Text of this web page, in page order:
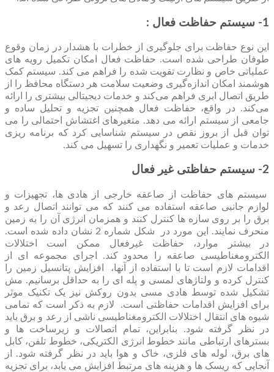
1- سیستم حفاظت فعال :
این نوع حفاظت برای جلوگیری از خطرات با هشدار در زمان وقوع
طوفان طراحی شده است. حفاظت فعال امکان تکمیل رویه های
عملیاتی خاص و نظارت تقویت شده را فراهم می کند. سیستم کمک
هوشمند امکان اندازه‌گیری وضعیت سلامت هر دستگاه محافظ را از
طریق اتصال ابری فراهم می‌کند و خدمات دیجیتالی بیشتری را ارائه
می‌کند. در واقع، حفاظت فعال همچنین تجزیه و تحلیل ساده و
جامعی از سیستم ارائه می دهد. متغیرهای اغتشاش احتمالی را می
توان قبل از بروز نقص در سیستم شناسایی کرد که برنامه ریزی
خدمات و عملیات تعمیر و نگهداری را تسهیل می کند.
2- سیستم حفاظتی غیر فعال
سیستم های حفاظت از صاعقه خارجی از هادی ها، تجهیزات و
لوازم جانبی صاعقه استفاده می کنند که می توانند اتصال رعد و
برق را بر روی سازه ها کنترل کنند و همزمان انرژی آن را به زمین
منحرف نمایند. این مورد در شکل شماره 2 نشان داده شده است.
در بیشتر موارد، حفاظت غیرفعال ممکن است اختلالات
الکترومغناطیسی صاعقه را محدود کند. اجرای مجموعه ای از
اقدامات لازم است تا با استفاده از آنها، افزایش پتانسیل زمین را
کنترل کرده و ولتاژهای لمسی و پله ای را به حداقل برسانیم. مش
تشکیل شده توسط هادی مسی بدون روکش نیز یک تکنیک موثر
برای افزایش اقدامات حفاظتی است. لازم به ذکر است که تمامی
شیوه های انتقال اختلالات الکترومغناطیسی ناشی از رعد و برق باید
در نظر گرفته شود. بنابراین، تمام اتصالات و زیرساخت ها و
بسترهای ارتباطی مانند خطوط انرژی الکتریکی، خطوط تلفن، کابل
های برق، لوله های فلزی، خاک و هوا باید در نظر گرفته شود. از
آنجایی که ریسک ها و هزینه های مرتبط افزایش می یابد، برای تجزیه